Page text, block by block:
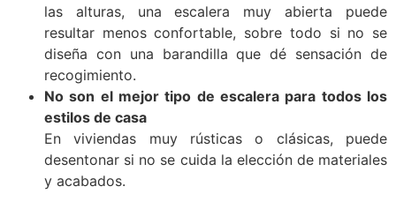
las alturas, una escalera muy abierta puede
resultar menos confortable, sobre todo si no se
diseña con una barandilla que dé sensación de
recogimiento.
No son el mejor tipo de escalera para todos los
estilos de casa
En viviendas muy rústicas o clásicas, puede
desentonar si no se cuida la elección de materiales
y acabados.